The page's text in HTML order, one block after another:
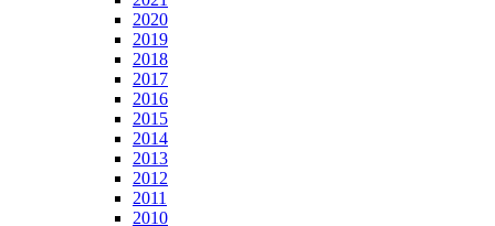
2020
2019
2018
2017
2016
2015
2014
2013
2012
2011
2010